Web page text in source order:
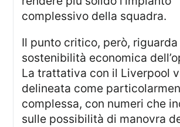
complessivo della squadra.
Il punto critico, però, riguarda la
sostenibilità economica
La trattativa con il Liverpool
delineata come
complessa, con numeri che
sulle possibilità di manovra